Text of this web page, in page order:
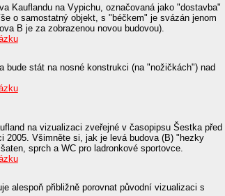
Kauflandu na Vypichu, označovaná jako "dostavba"
o samostatný objekt, s "béčkem" je svázán jenom
B je za zobrazenou novou budovou).
bude stát na nosné konstrukci (na "nožičkách") nad
na vizualizaci zveřejné v časopipsu Šestka před
2005. Všimněte si, jak je levá budova (B) "hezky
sprch a WC pro ladronkové sportovce.
alespoň přibližně porovnat původní vizualizaci s